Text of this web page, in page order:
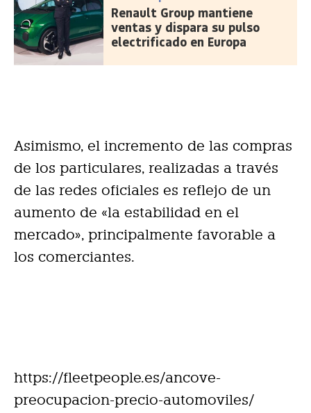
Renault Group mantiene
ventas y dispara su pulso
electrificado en Europa
Asimismo, el incremento de las compras
de los particulares, realizadas a través
de las redes oficiales es reflejo de un
aumento de «la estabilidad en el
mercado», principalmente favorable a
los comerciantes.
https://fleetpeople.es/ancove-
preocupacion-precio-automoviles/